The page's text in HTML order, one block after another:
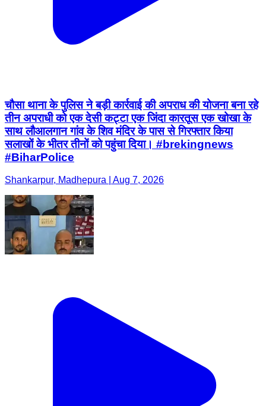
चौसा थाना के पुलिस ने बड़ी कार्रवाई की अपराध की योजना बना रहे
तीन अपराधी को एक देसी कट्टा एक जिंदा कारतूस एक खोखा के
साथ लौआलगान गांव के शिव मंदिर के पास से गिरफ्तार किया
सलाखों के भीतर तीनों को पहुंचा दिया। #brekingnews
#BiharPolice
Shankarpur, Madhepura | Aug 7, 2026